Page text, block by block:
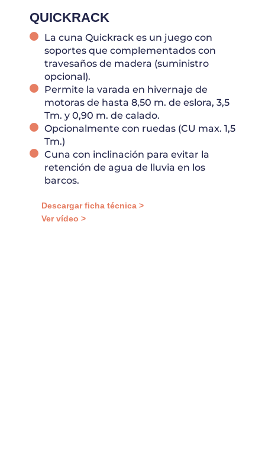
QUICKRACK
La cuna Quickrack es un juego con
soportes que complementados con
travesaños de madera (suministro
opcional).
Permite la varada en hivernaje de
motoras de hasta 8,50 m. de eslora, 3,5
Tm. y 0,90 m. de calado.
Opcionalmente con ruedas (CU max. 1,5
Tm.)
Cuna con inclinación para evitar la
retención de agua de lluvia en los
barcos.
Descargar ficha técnica >
Ver vídeo >